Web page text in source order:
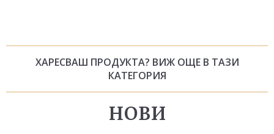
ХАРЕСВАШ ПРОДУКТА? ВИЖ ОЩЕ В ТАЗИ
КАТЕГОРИЯ
НОВИ